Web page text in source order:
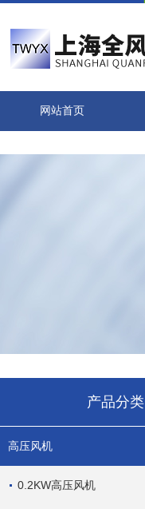
网站首页
产品分类
高压风机
0.2KW高压风机